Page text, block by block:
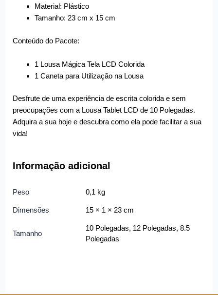
Material: Plástico
Tamanho: 23 cm x 15 cm
Conteúdo do Pacote:
1 Lousa Mágica Tela LCD Colorida
1 Caneta para Utilização na Lousa
Desfrute de uma experiência de escrita colorida e sem
preocupações com a Lousa Tablet LCD de 10 Polegadas.
Adquira a sua hoje e descubra como ela pode facilitar a sua
vida!
Informação adicional
Peso 0,1 kg
Dimensões 15 × 1 × 23 cm
Tamanho
10 Polegadas, 12 Polegadas, 8.5
Polegadas